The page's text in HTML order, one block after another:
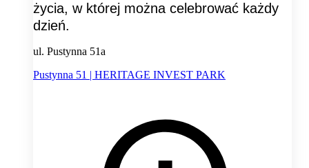
życia, w której można celebrować każdy
dzień.
ul. Pustynna 51a
Pustynna 51 | HERITAGE INVEST PARK